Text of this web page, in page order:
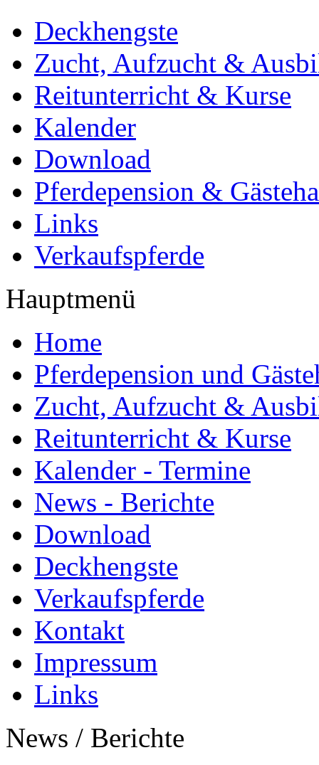
Deckhengste
Zucht, Aufzucht &
Reitunterricht & Kurse
Kalender
Download
Pferdepension &
Links
Verkaufspferde
Hauptmenü
Home
Pferdepension und
Zucht, Aufzucht &
Reitunterricht & Kurse
Kalender - Termine
News - Berichte
Download
Deckhengste
Verkaufspferde
Kontakt
Impressum
Links
News / Berichte